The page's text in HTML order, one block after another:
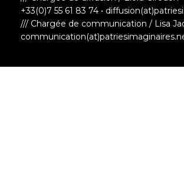
+33(0)7 55 61 83 74 •
/// Chargée de communication / Lisa